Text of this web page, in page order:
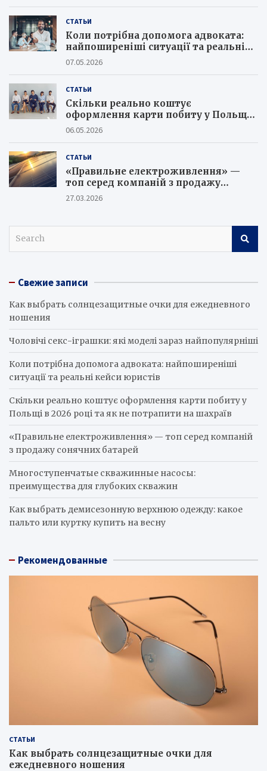
СТАТЬИ
Коли потрібна допомога адвоката:
найпоширеніші ситуації та реальні
кейси юристів
07.05.2026
СТАТЬИ
Скільки реально коштує
оформлення карти побиту у Польщі
в 2026 році та як не потрапити на
06.05.2026
СТАТЬИ
«Правильне електроживлення» —
топ серед компаній з продажу
сонячних батарей
27.03.2026
c Свежие записи
Как выбрать солнцезащитные очки для ежедневного
ношения
Чоловічі секс-іграшки: які моделі зараз найпопулярніші
Коли потрібна допомога адвоката: найпоширеніші
ситуації та реальні кейси юристів
Скільки реально коштує оформлення карти побиту у
Польщі в 2026 році та як не потрапити на шахраїв
«Правильне електроживлення» — топ серед компаній
з продажу сонячних батарей
Многоступенчатые скважинные насосы:
преимущества для глубоких скважин
Как выбрать демисезонную верхнюю одежду: какое
пальто или куртку купить на весну
Рекомендованные
СТАТЬИ
Как выбрать солнцезащитные очки для
ежедневного ношения